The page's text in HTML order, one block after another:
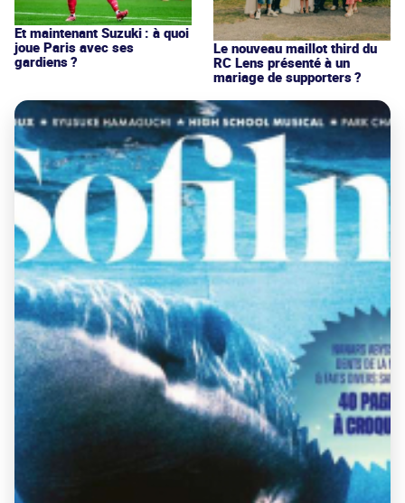
Et maintenant Suzuki : à quoi
joue Paris avec ses
gardiens ?
Le nouveau maillot third du
RC Lens présenté à un
mariage de supporters ?